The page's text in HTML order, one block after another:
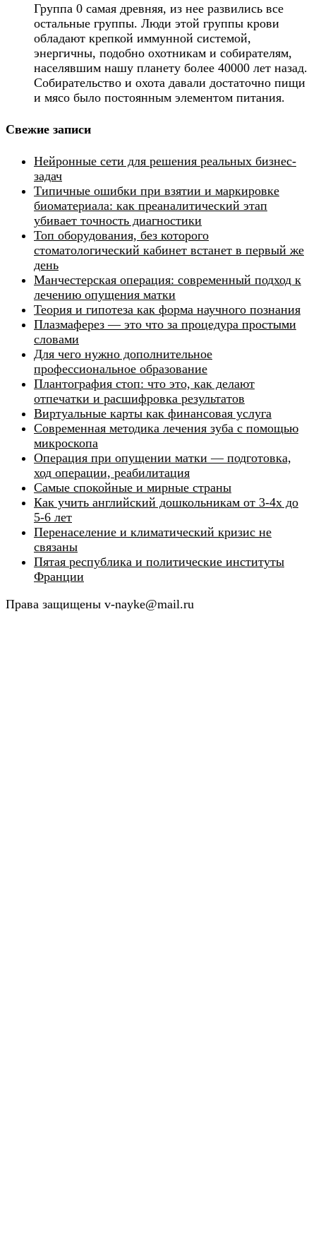
Группа 0 самая древняя, из нее развились все
остальные группы. Люди этой группы крови
обладают крепкой иммунной системой,
энергичны, подобно охотникам и собирателям,
населявшим нашу планету более 40000 лет назад.
Собирательство и охота давали достаточно пищи
и мясо было постоянным элементом питания.
Свежие записи
Нейронные сети для решения реальных бизнес-
задач
Типичные ошибки при взятии и маркировке
биоматериала: как преаналитический этап
убивает точность диагностики
Топ оборудования, без которого
стоматологический кабинет встанет в первый же
день
Манчестерская операция: современный подход к
лечению опущения матки
Теория и гипотеза как форма научного познания
Плазмаферез — это что за процедура простыми
словами
Для чего нужно дополнительное
профессиональное образование
Плантография стоп: что это, как делают
отпечатки и расшифровка результатов
Виртуальные карты как финансовая услуга
Современная методика лечения зуба с помощью
микроскопа
Операция при опущении матки — подготовка,
ход операции, реабилитация
Самые спокойные и мирные страны
Как учить английский дошкольникам от 3-4х до
5-6 лет
Перенаселение и климатический кризис не
связаны
Пятая республика и политические институты
Франции
Права защищены v-nayke@mail.ru